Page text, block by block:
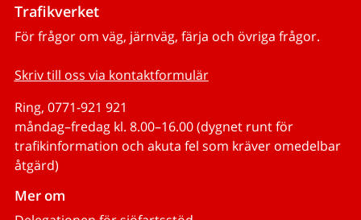
Trafikverket
För frågor om väg, järnväg, färja och övriga frågor.
Skriv till oss via kontaktformulär
Ring, 0771-921 921
måndag–fredag kl. 8.00–16.00 (dygnet runt för
trafikinformation och akuta fel som kräver omedelbar
åtgärd)
Mer om